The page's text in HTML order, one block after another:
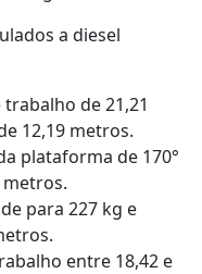
a diesel
trabalho de 21,21
12,19 metros.
plataforma de 170°
para 227 kg e
entre 18,42 e